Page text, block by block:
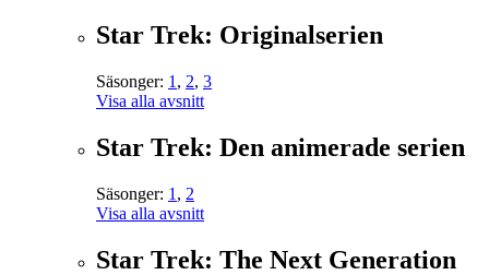
Star Trek: Originalserien
Säsonger: 1 , 2, 3
Visa alla avsnitt
Star Trek: Den animerade serien
Säsonger: 1 , 2
Visa alla avsnitt
Star Trek: The Next Generation